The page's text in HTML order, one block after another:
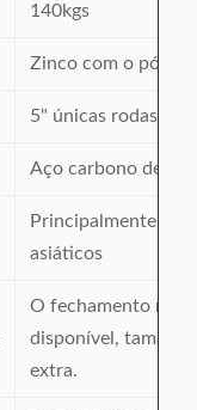
140kgs
Zinco com o pó
5" únicas rodas do
Aço carbono de
Principalmente
asiáticos
O fechamento
disponível,
extra.